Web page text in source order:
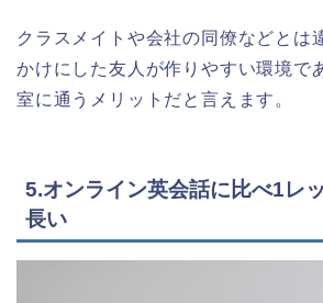
クラスメイトや会社の同僚などとは
かけにした友人が作りやすい環境で
室に通うメリットだと言えます。
5.オンライン英会話に比べ1レ
長い